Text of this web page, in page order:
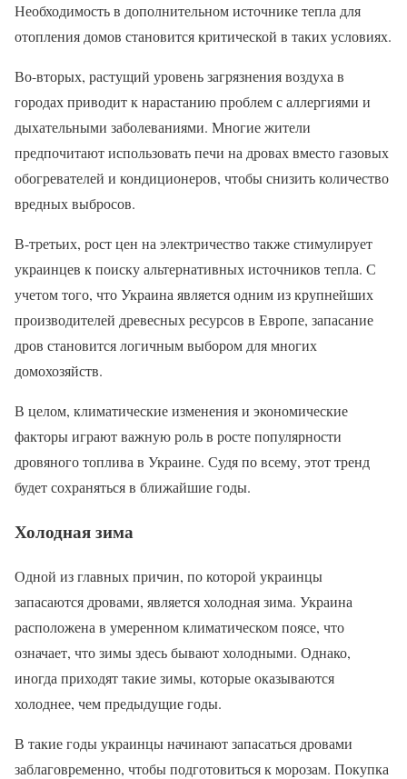
Необходимость в дополнительном источнике тепла для
отопления домов становится критической в таких условиях.
Во-вторых, растущий уровень загрязнения воздуха в
городах приводит к нарастанию проблем с аллергиями и
дыхательными заболеваниями. Многие жители
предпочитают использовать печи на дровах вместо газовых
обогревателей и кондиционеров, чтобы снизить количество
вредных выбросов.
В-третьих, рост цен на электричество также стимулирует
украинцев к поиску альтернативных источников тепла. С
учетом того, что Украина является одним из крупнейших
производителей древесных ресурсов в Европе, запасание
дров становится логичным выбором для многих
домохозяйств.
В целом, климатические изменения и экономические
факторы играют важную роль в росте популярности
дровяного топлива в Украине. Судя по всему, этот тренд
будет сохраняться в ближайшие годы.
Холодная зима
Одной из главных причин, по которой украинцы
запасаются дровами, является холодная зима. Украина
расположена в умеренном климатическом поясе, что
означает, что зимы здесь бывают холодными. Однако,
иногда приходят такие зимы, которые оказываются
холоднее, чем предыдущие годы.
В такие годы украинцы начинают запасаться дровами
заблаговременно, чтобы подготовиться к морозам. Покупка